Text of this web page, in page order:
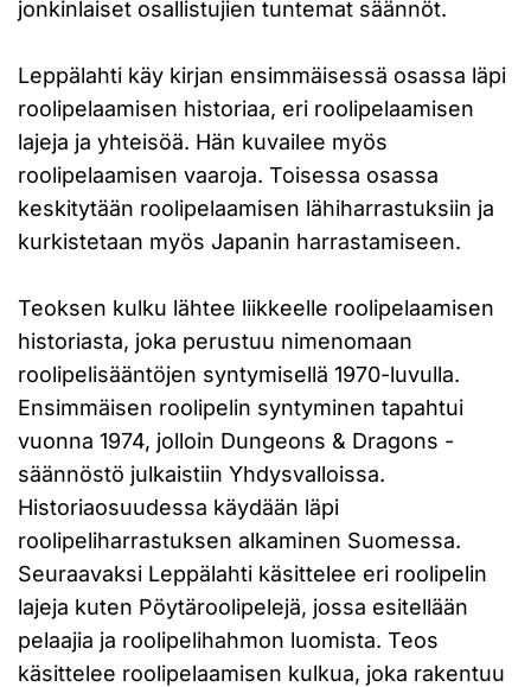
jonkinlaiset osallistujien tuntemat säännöt.
Leppälahti käy kirjan ensimmäisessä osassa läpi
roolipelaamisen historiaa, eri roolipelaamisen
lajeja ja yhteisöä. Hän kuvailee myös
roolipelaamisen vaaroja. Toisessa osassa
keskitytään roolipelaamisen lähiharrastuksiin ja
kurkistetaan myös Japanin harrastamiseen.
Teoksen kulku lähtee liikkeelle roolipelaamisen
historiasta, joka perustuu nimenomaan
roolipelisääntöjen syntymisellä 1970-luvulla.
Ensimmäisen roolipelin syntyminen tapahtui
vuonna 1974, jolloin Dungeons & Dragons -
säännöstö julkaistiin Yhdysvalloissa.
Historiaosuudessa käydään läpi
roolipeliharrastuksen alkaminen Suomessa.
Seuraavaksi Leppälahti käsittelee eri roolipelin
lajeja kuten Pöytäroolipelejä, jossa esitellään
pelaajia ja roolipelihahmon luomista. Teos
käsittelee roolipelaamisen kulkua, joka rakentuu